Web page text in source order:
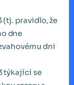
(tj. pravidlo, že
dne
dni
týkající se